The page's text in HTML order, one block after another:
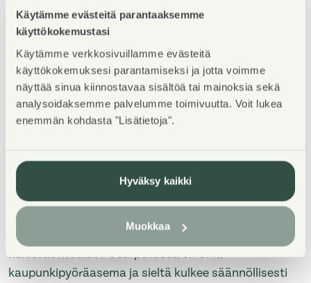
Käytämme evästeitä parantaaksemme
käyttökokemustasi
Käytämme verkkosivuillamme evästeitä
käyttökokemuksesi parantamiseksi ja jotta voimme
näyttää sinua kiinnostavaa sisältöä tai mainoksia sekä
analysoidaksemme palvelumme toimivuutta. Voit lukea
enemmän kohdasta "Lisätietoja".
Hyväksy kaikki
Muokkaa
Kohteen esittely
Kaukolämmöllä lämpenevä kahden kerrostalon
muodostama kohde Suurpellossa. Talossa on eri
kokoisia asuntoja yksiöistä kaksioihin ja kolmioihin.
Kohteessa on talosauna.
koulu. Arjen tärkeimmät palvelut löytyvät
kauppakeskus Suuriksesta. Keskuspuiston
ulkoilumahdollisuuksien lisäksi alueelta löytyvät
muun muassa Angry Birds -leikkipuisto sekä
Rakkauden puutarha, jossa mm. kirsikkapuut
kukkivat keväisin. Suurpellossa on oma
kaupunkipyöräasema ja sieltä kulkee säännöllisesti